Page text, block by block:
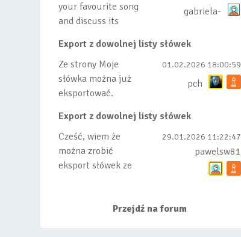
wszys...
your favourite song
and discuss its
gabriela-
Export z dowolnej listy słówek
Ze strony Moje
słówka można już
eksportować.
masowego importu
nie będę robił bo
wiąże się...
01.02.2026 18:00:59
pch
Export z dowolnej listy słówek
Cześć, wiem że
można zrobić
eksport słówek ze
wyróżnionych lis...
29.01.2026 11:22:47
pawelsw81
Przejdź na forum